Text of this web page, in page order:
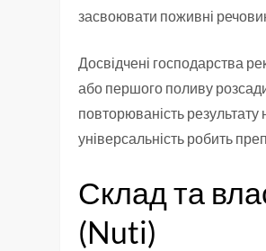
засвоювати поживні
Досвідчені господарства
або першого поливу
повторюваність результату
універсальність робить
Склад та
(Nuti)